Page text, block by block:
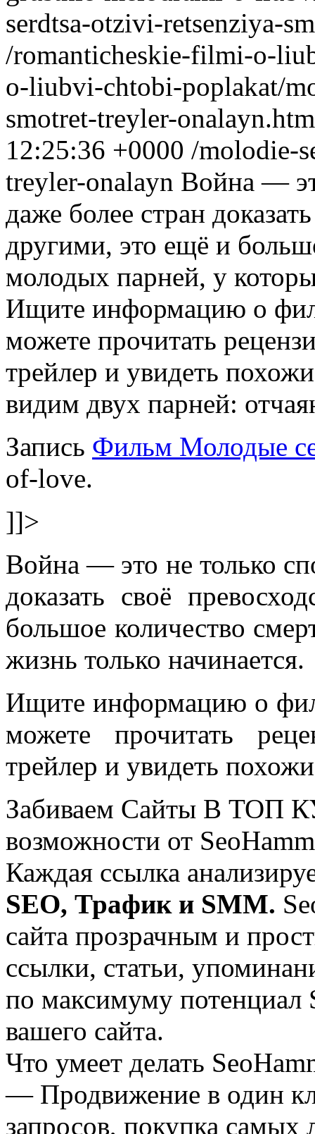
serdtsa-otzivi-retsenziya-
/romanticheskie-filmi-o-
o-liubvi-chtobi-poplakat/
smotret-treyler-
12:25:36 +0000 /molodie-
treyler-onalayn Война —
даже более стран
другими, это ещё и
молодых парней, у
Ищите информацию о
можете прочитать
трейлер и увидеть
видим двух парней:
Запись Фильм Молодые
of-love.
]]>
Война — это не только
доказать своё
большое количество
жизнь только начинается.
Ищите информацию о
можете прочитать
трейлер и увидеть
Забиваем Сайты В ТОП
возможности от
Каждая ссылка
SEO, Трафик и SMM.
сайта прозрачным и
ссылки, статьи,
по максимуму потенциал
вашего сайта.
Что умеет делать
— Продвижение в один
запросов, покупка